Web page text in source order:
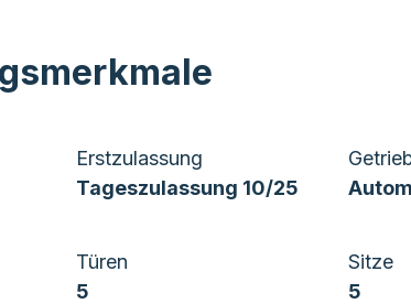
Erstzulassung
Tageszulassung 10/25
Türen
5
Sitze
5